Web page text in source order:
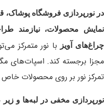
در نورپردازی فروشگاه
نمایش محصولات، نیازمند
چراغ‌های آویز با نور متمرکز
مجزا برجسته کند. اسپات‌های
تمرکز نور بر روی محصولات خاص
نورپردازی مخفی در لبه‌ها و